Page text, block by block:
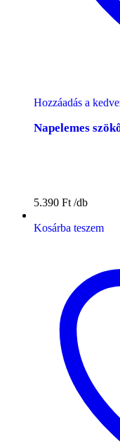
Hozzáadás a
Napelemes
5.390 Ft
Kosárba teszem